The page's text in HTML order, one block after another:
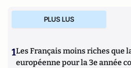
PLUS LUS
1Les Français moins riches que
européenne pour la 3e année